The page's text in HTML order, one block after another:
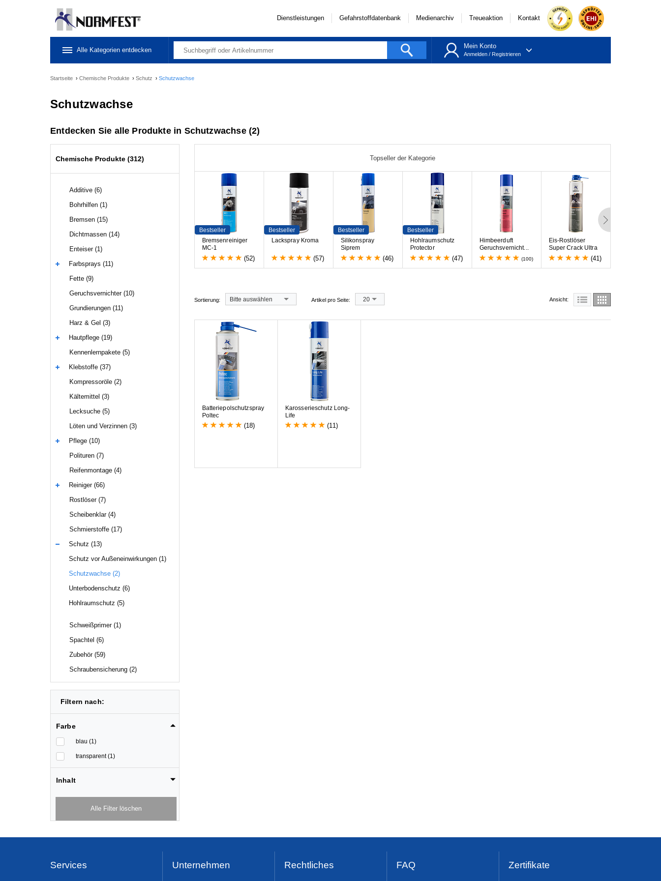
Dienstleistungen Gefahrstoffdatenbank Medienarchiv Treueaktion Kontakt
Alle Kategorien entdecken
Mein Konto
Anmelden / Registrieren
Startseite › Chemische Produkte › Schutz › Schutzwachse
Schutzwachse
Entdecken Sie alle Produkte in Schutzwachse (2)
Chemische Produkte (312)
Additive (6)
Bohrhilfen (1)
Bremsen (15)
Dichtmassen (14)
Enteiser (1)
Farbsprays (11)
Fette (9)
Geruchsvernichter (10)
Grundierungen (11)
Harz & Gel (3)
Hautpflege (19)
Kennenlernpakete (5)
Klebstoffe (37)
Kompressoröle (2)
Kältemittel (3)
Lecksuche (5)
Löten und Verzinnen (3)
Pflege (10)
Polituren (7)
Reifenmontage (4)
Reiniger (66)
Rostlöser (7)
Scheibenklar (4)
Schmierstoffe (17)
Schutz (13)
Schutz vor Außeneinwirkungen (1)
Schutzwachse (2)
Unterbodenschutz (6)
Hohlraumschutz (5)
Schweißprimer (1)
Spachtel (6)
Zubehör (59)
Schraubensicherung (2)
Filtern nach:
Farbe
blau (1)
transparent (1)
Inhalt
Alle Filter löschen
Topseller der Kategorie
Bestseller
Bremsenreiniger
MC-1
(52)
Bestseller
Lackspray Kroma
(57)
Bestseller
Si ikonspray
Siprem
(46)
Bestseller
Hoh raumschutz
Protector
(47)
Himbeerd uft
Geruchsvernicht...
(100)
Eis-Rostl öser
Super Crack U ltra
(41)
Sortierung: Bitte auswählen Artikel pro Seite: 20 Ansicht:
Batteriepolschutzspray
Poltec
(18)
Karosserieschutz Long-
Life
(11)
Services Unternehmen Rechtliches FAQ Zertifikate